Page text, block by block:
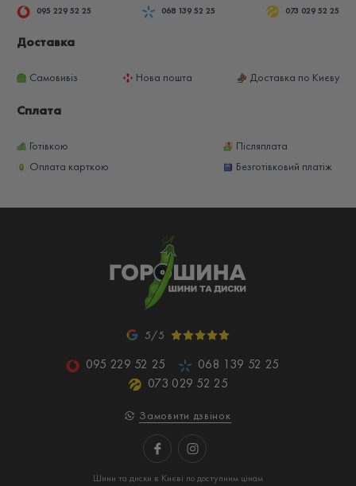
095 229 52 25 068 139 52 25 073 029 52 25
Доставка
Самовивіз Нова пошта Доставка по Києву
Сплата
Готівкою
Післяплата
Оплата карткою
Безготівковий платіж
5/5
095 229 52 25
068 139 52 25
073 029 52 25
Замовити дзвінок
Шини та диски в Києві по доступним цінам